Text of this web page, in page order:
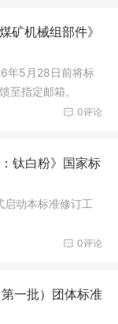
矿机械组部件》
年5月28日前将标
至指定邮箱。
0评论
钛白粉》国家标
动本标准修订工
0评论
一批）团体标准